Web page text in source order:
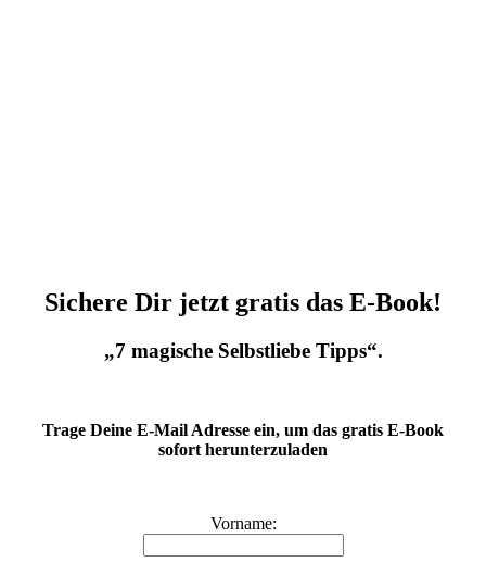
Sichere Dir jetzt gratis das E-Book!
„7 magische Selbstliebe Tipps“.
Trage Deine E-Mail Adresse ein, um das gratis E-Book
sofort herunterzuladen
Vorname: